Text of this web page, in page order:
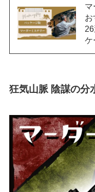
マ
お
狂気山脈 陰謀の分